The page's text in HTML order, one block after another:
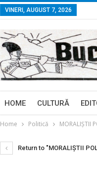
VINERI, AUGUST 7, 2026
HOME CULTURĂ
Home Politică MORALIŞTII
Return to "MORALIŞTII